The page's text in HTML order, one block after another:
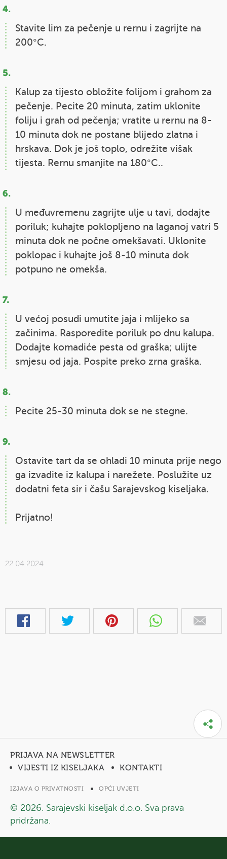
Stavite lim za pečenje u rernu i zagrijte na
200°C.
Kalup za tijesto obložite folijom i grahom za
pečenje. Pecite 20 minuta, zatim uklonite
foliju i grah od pečenja; vratite u rernu na 8-
10 minuta dok ne postane blijedo zlatna i
hrskava. Dok je još toplo, odrežite višak
tijesta. Rernu smanjite na 180°C..
U međuvremenu zagrijte ulje u tavi, dodajte
poriluk; kuhajte poklopljeno na laganoj vatri 5
minuta dok ne počne omekšavati. Uklonite
poklopac i kuhajte još 8-10 minuta dok
potpuno ne omekša.
U većoj posudi umutite jaja i mlijeko sa
začinima. Rasporedite poriluk po dnu kalupa.
Dodajte komadiće pesta od graška; ulijte
smjesu od jaja. Pospite preko zrna graška.
Pecite 25-30 minuta dok se ne stegne.
Ostavite tart da se ohladi 10 minuta prije nego
ga izvadite iz kalupa i narežete. Poslužite uz
dodatni feta sir i čašu Sarajevskog kiseljaka.
Prijatno!
22.04.2024.
PRIJAVA NA NEWSLETTER
VIJESTI IZ KISELJAKA
KONTAKTI
IZJAVA O PRIVATNOSTI OPĆI UVJETI
© 2026. Sarajevski kiseljak d.o.o. Sva prava
pridržana.